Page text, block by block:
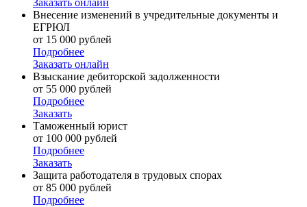
Внесение изменений в учредительные документы и
ЕГРЮЛ
от 15 000 рублей
Подробнее
Заказать онлайн
Взыскание дебиторской задолженности
от 55 000 рублей
Подробнее
Заказать
Таможенный юрист
от 100 000 рублей
Подробнее
Заказать
Защита работодателя в трудовых спорах
от 85 000 рублей
Подробнее